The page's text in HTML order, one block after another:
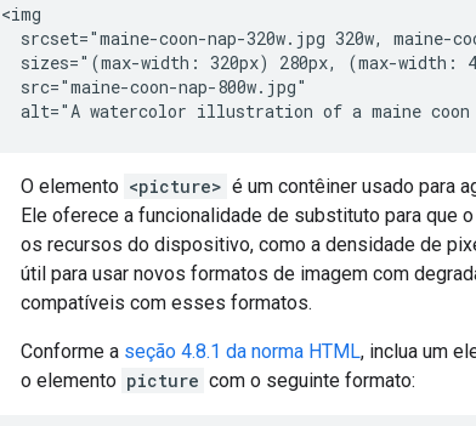
<img
srcset="maine-coon-nap-320w.jpg 320w, maine-
sizes="(max-width: 320px) 280px, (max-width:
  src="maine-coon-nap-800w.jpg"
alt="A watercolor illustration of a maine
O elemento <picture> é um contêiner usado para
Ele oferece a funcionalidade de substituto para que
os recursos do dispositivo, como a densidade de
útil para usar novos formatos de imagem com
compatíveis com esses formatos.
Conforme a seção 4.8.1 da norma HTML, inclua um
o elemento picture com o seguinte formato: